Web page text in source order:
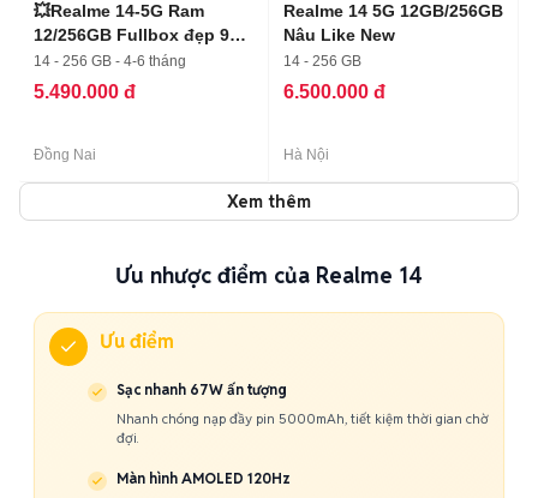
💥Realme 14-5G Ram
12/256GB Fullbox đẹp 99
%
14 - 256 GB - 4-6 tháng
5.490.000 đ
Đồng Nai
Realme 14 5G 12GB/256GB
Nâu Like New
14 - 256 GB
6.500.000 đ
Hà Nội
Xem thêm
Ưu nhược điểm của Realme 14
Ưu điểm
Sạc nhanh 67W ấn tượng
Nhanh chóng nạp đầy pin 5000mAh, tiết kiệm thời gian chờ
đợi.
Màn hình AMOLED 120Hz